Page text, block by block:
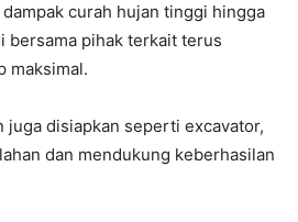
curah hujan tinggi hingga
bersama pihak terkait terus
maksimal.
disiapkan seperti excavator,
dan mendukung keberhasilan